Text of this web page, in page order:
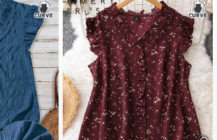
Follower
Follower
Follower